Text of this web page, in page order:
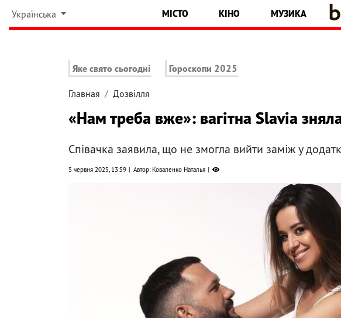
Українська МІСТО КІНО МУЗИКА
Яке свято сьогодні Гороскопи 2025
Главная Дозвілля
«Нам треба вже»: вагітна Slavia
Співачка заявила, що не змогла вийти заміж у
5 червня 2025, 13:59 Автор: Коваленко Наталья